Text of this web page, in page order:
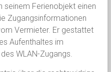
seinem Ferienobjekt einen
Zugangsinformationen
Vermieter. Er gestattet
Aufenthaltes im
WLAN-Zugangs.